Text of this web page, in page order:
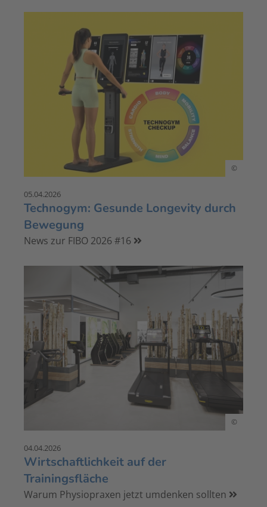
©
05.04.2026
Technogym: Gesunde Longevity durch
Bewegung
News zur FIBO 2026 #16
©
04.04.2026
Wirtschaftlichkeit auf der
Trainingsfläche
Warum Physiopraxen jetzt umdenken sollten